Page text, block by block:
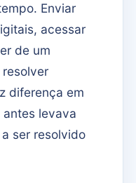
Enviar
acessar
de um
diferença em
levava
ser resolvido